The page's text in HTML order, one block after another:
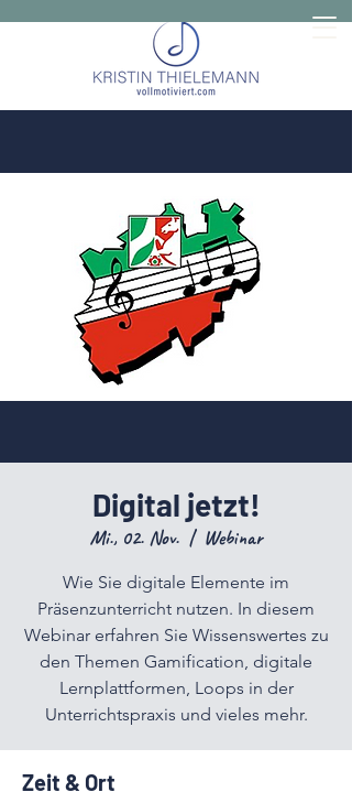
Digital jetzt!
Mi., 02. Nov.
  |
Webinar
Wie Sie digitale Elemente im
Präsenzunterricht nutzen. In diesem
Webinar erfahren Sie Wissenswertes zu
den Themen Gamification, digitale
Lernplattformen, Loops in der
Unterrichtspraxis und vieles mehr.
Zeit & Ort